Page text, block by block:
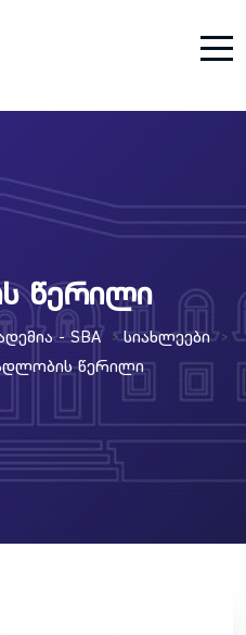
წერილი
- SBA >Სიახლეები >
Წერილი